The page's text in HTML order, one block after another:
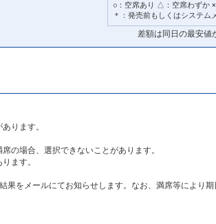
○：空席あり △：空席わずか
＊：発売前もしくはシステム
差額は同日の最安値
ります。
の場合、選択できないことがあります。
ます。
果をメールにてお知らせします。なお、満席等により